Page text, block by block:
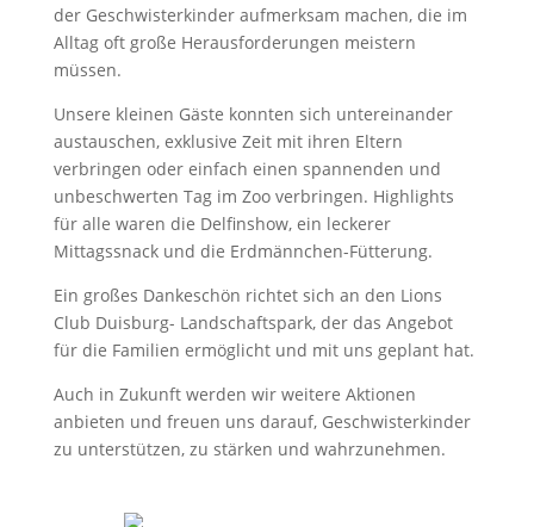
der Geschwisterkinder aufmerksam machen, die im
Alltag oft große Herausforderungen meistern
müssen.
Unsere kleinen Gäste konnten sich untereinander
austauschen, exklusive Zeit mit ihren Eltern
verbringen oder einfach einen spannenden und
unbeschwerten Tag im Zoo verbringen. Highlights
für alle waren die Delfinshow, ein leckerer
Mittagssnack und die Erdmännchen-Fütterung.
Ein großes Dankeschön richtet sich an den Lions
Club Duisburg- Landschaftspark, der das Angebot
für die Familien ermöglicht und mit uns geplant hat.
Auch in Zukunft werden wir weitere Aktionen
anbieten und freuen uns darauf, Geschwisterkinder
zu unterstützen, zu stärken und wahrzunehmen.